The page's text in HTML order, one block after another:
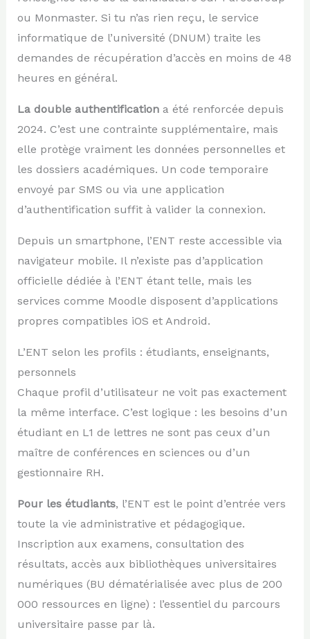
ou Monmaster. Si tu n’as rien reçu, le service
informatique de l’université (DNUM) traite les
demandes de récupération d’accès en moins de 48
heures en général.
La double authentificationa été renforcée depuis
2024. C’est une contrainte supplémentaire, mais
elle protège vraiment les données personnelles et
les dossiers académiques. Un code temporaire
envoyé par SMS ou via une application
d’authentification suffit à valider la connexion.
Depuis un smartphone, l’ENT reste accessible via
navigateur mobile. Il n’existe pas d’application
officielle dédiée à l’ENT étant telle, mais les
services comme Moodle disposent d’applications
propres compatibles iOS et Android.
L’ENT selon les profils : étudiants, enseignants,
personnels
Chaque profil d’utilisateur ne voit pas exactement
la même interface. C’est logique : les besoins d’un
étudiant en L1 de lettres ne sont pas ceux d’un
maître de conférences en sciences ou d’un
gestionnaire RH.
Pour les étudiants, l’ENT est le point d’entrée vers
toute la vie administrative et pédagogique.
Inscription aux examens, consultation des
résultats, accès aux bibliothèques universitaires
numériques (BU dématérialisée avec plus de 200
000 ressources en ligne) : l’essentiel du parcours
universitaire passe par là.